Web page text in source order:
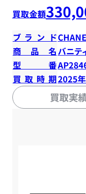
買取金額
ブランド
商品名バニテ
型番
買取時期2025
買取実